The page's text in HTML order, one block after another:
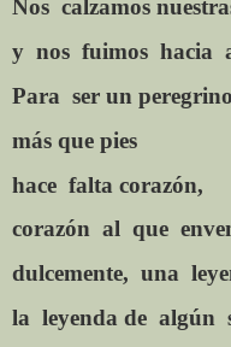
Nos calzamos
y nos fuimos hacia
Para ser un peregrino
más que pies
hace falta corazón,
corazón al que
dulcemente, una
la leyenda de algún